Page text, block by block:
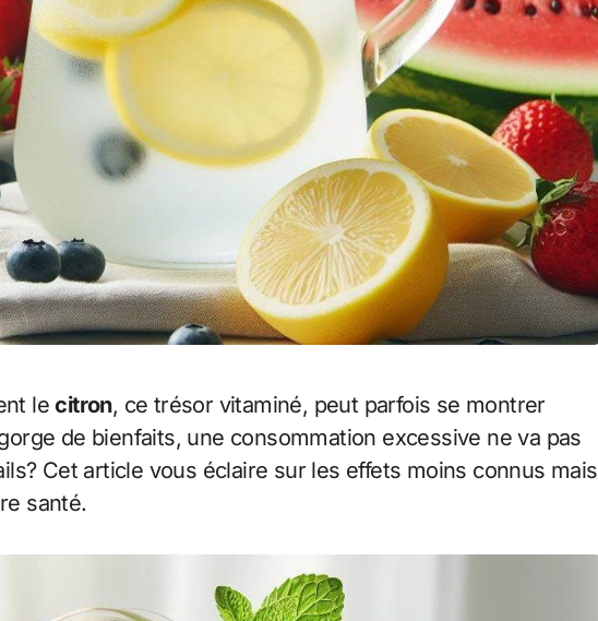
lecitron, ce trésor vitaminé, peut parfois se montrer
de bienfaits, une consommation excessive ne va pas
Cet article vous éclaire sur les effets moins connus mais
santé.